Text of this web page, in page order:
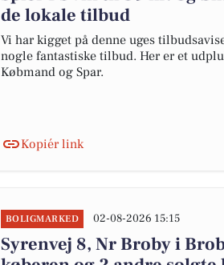
de lokale tilbud
Vi har kigget på denne uges
nogle fantastiske tilbud. Her er et
Købmand og Spar.
Kopiér link
BOLIGMARKED 02-08-2026 15:15
Syrenvej 8, Nr Broby i